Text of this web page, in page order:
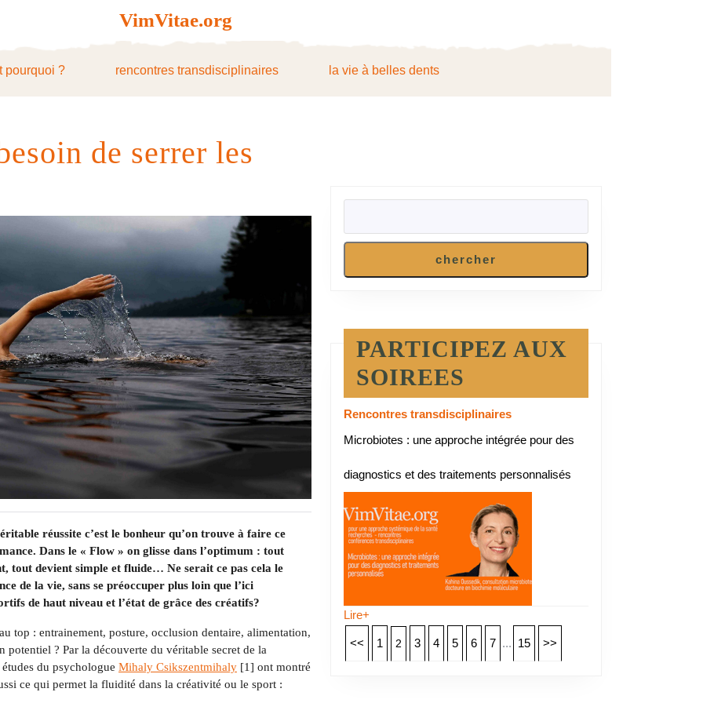
VimVitae.org
pourquoi ? rencontres transdisciplinaires la vie à belles dents
de serrer les
réussite c’est le bonheur qu’on trouve à faire ce
Dans le « Flow » on glisse dans l’optimum : tout
tout devient simple et fluide… Ne serait ce pas cela le
de la vie, sans se préoccuper plus loin que l’ici
de haut niveau et l’état de grâce des créatifs?
top : entrainement, posture, occlusion dentaire, alimentation,
? Par la découverte du véritable secret de la
du psychologue Mihaly Csikszentmihaly [1] ont montré
ce qui permet la fluidité dans la créativité ou le sport :
chercher
PARTICIPEZ AUX
SOIREES
Rencontres transdisciplinaires
Microbiotes : une approche intégrée pour des
diagnostics et des traitements personnalisés
Lire+
<< 1 2 3 4 5 6 7 ... 15 >>